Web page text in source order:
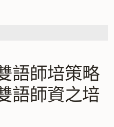
語師培策略
語師資之培